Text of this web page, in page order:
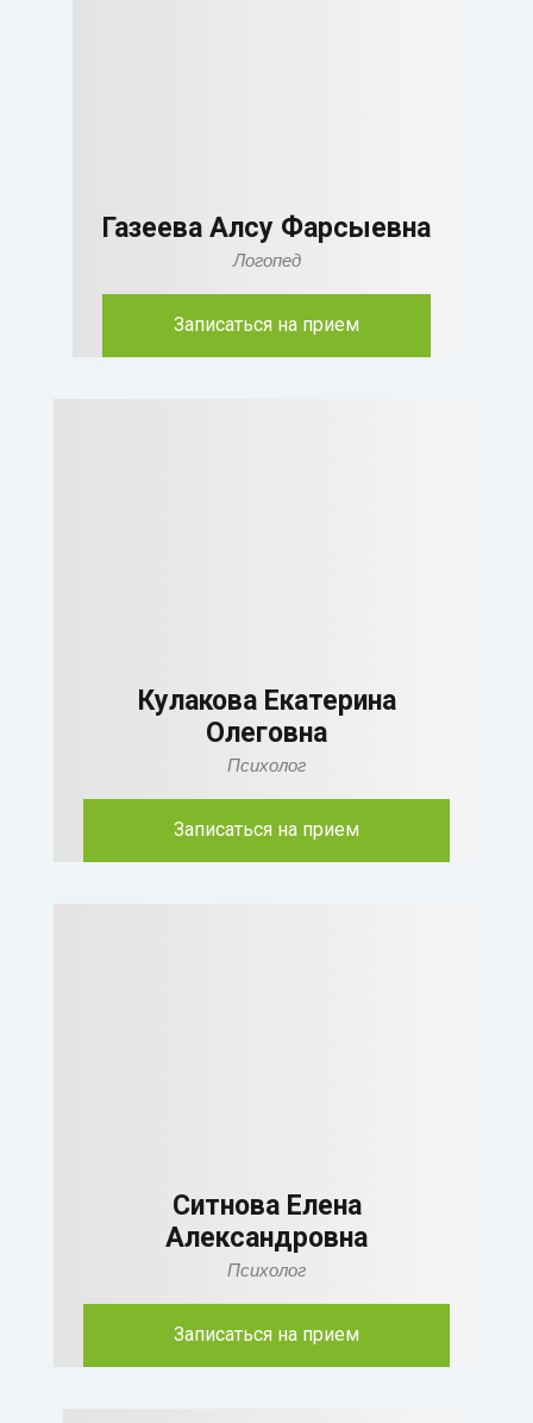
Газеева Алсу Фарсыевна
Логопед
Записаться на прием
Кулакова Екатерина
Олеговна
Психолог
Записаться на прием
Ситнова Елена
Александровна
Психолог
Записаться на прием